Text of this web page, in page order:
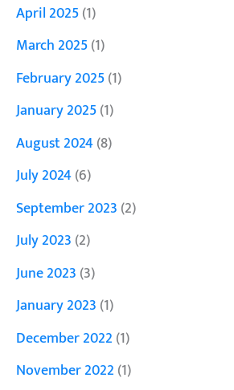
April 2025(1)
March 2025(1)
February 2025(1)
January 2025(1)
August 2024(8)
July 2024(6)
September 2023 (2)
July 2023 (2)
June 2023 (3)
January 2023 (1)
December 2022 (1)
November 2022 (1)